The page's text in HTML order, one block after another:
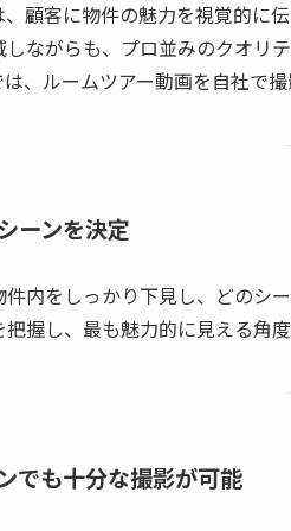
顧客に物件の魅力を視覚的に
しながらも、プロ並みのクオリ
、ルームツアー動画を自社で
ーンを決定
内をしっかり下見し、どのシ
握し、最も魅力的に見える角
でも十分な撮影が可能